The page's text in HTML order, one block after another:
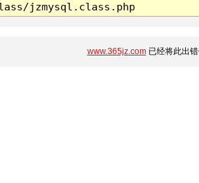
jzmysql.class.php
www.365jz.com已经将此出错